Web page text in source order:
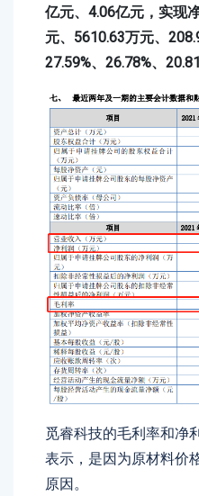
亿元、4.06亿元，实现
元、5610.63万元、
27.59%、26.78%、
觅睿科技的毛利率和净
表示，是因为原材料价
原因。